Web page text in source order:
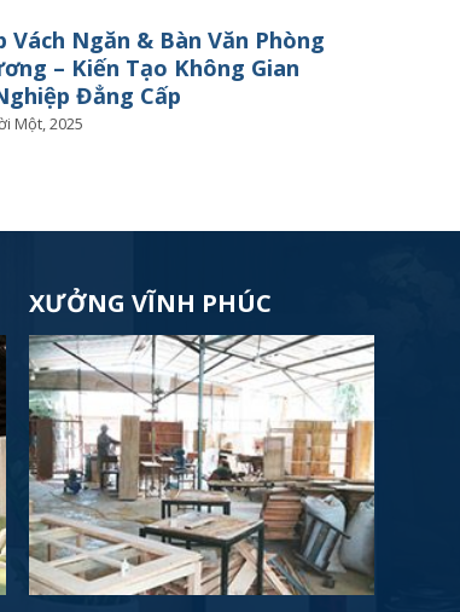
Vách Ngăn & Bàn Văn Phòng
– Kiến Tạo Không Gian
Đẳng Cấp
Một, 2025
XƯỞNG VĨNH PHÚC